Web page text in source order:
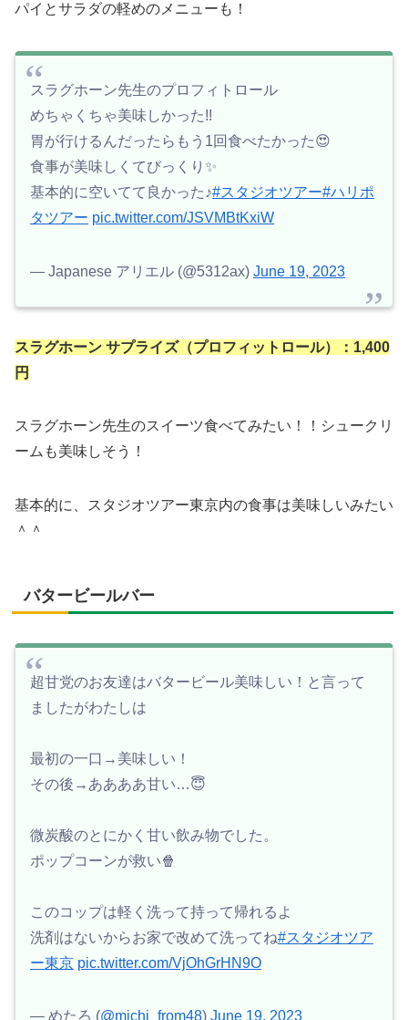
パイとサラダの軽めのメニューも！
スラグホーン先生のプロフィトロール
めちゃくちゃ美味しかった!!
胃が行けるんだったらもう1回食べたかった😍
食事が美味しくてびっくり✨
基本的に空いてて良かった♪#スタジオツアー#ハリポ
タツアー pic.twitter.com/JSVMBtKxiW
— Japanese アリエル (@5312ax) June 19, 2023
スラグホーン サプライズ（プロフィットロール）：1,400
円
スラグホーン先生のスイーツ食べてみたい！！シュークリ
ームも美味しそう！
基本的に、スタジオツアー東京内の食事は美味しいみたい
＾＾
バタービールバー
超甘党のお友達はバタービール美味しい！と言って
ましたがわたしは
最初の一口→美味しい！
その後→ああああ甘い…😇
微炭酸のとにかく甘い飲み物でした。
ポップコーンが救い🍿
このコップは軽く洗って持って帰れるよ
洗剤はないからお家で改めて洗ってね#スタジオツア
ー東京 pic.twitter.com/VjOhGrHN9O
— めたろ (@michi_from48) June 19, 2023